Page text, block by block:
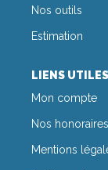
Nos outils
Estimation
LIENS UTILES
Mon compte
Nos honoraires
Mentions